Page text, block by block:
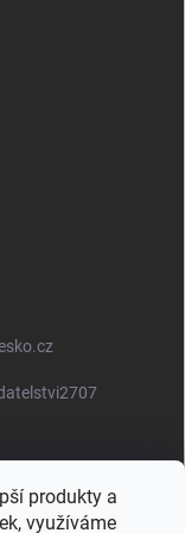
produkty a
využíváme